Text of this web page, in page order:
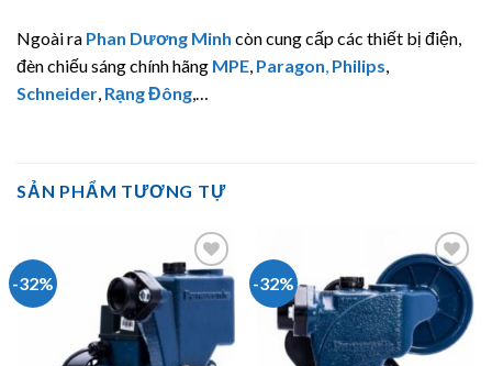
Ngoài ra Phan Dương Minh còn cung cấp các thiết bị điện,
đèn chiếu sáng chính hãng MPE, Paragon, Philips,
Schneider, Rạng Đông,…
SẢN PHẨM TƯƠNG TỰ
-32% -32%